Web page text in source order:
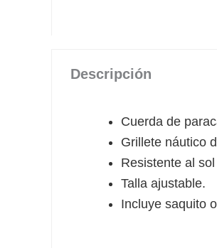
Descripción
Cuerda de
Grillete náutico
Resistente al
Talla ajustable.
Incluye saquito